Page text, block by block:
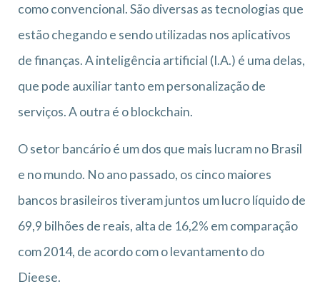
como convencional. São diversas as tecnologias que
estão chegando e sendo utilizadas nos aplicativos
de finanças. A inteligência artificial (I.A.) é uma delas,
que pode auxiliar tanto em personalização de
serviços. A outra é o blockchain.
O setor bancário é um dos que mais lucram no Brasil
e no mundo. No ano passado, os cinco maiores
bancos brasileiros tiveram juntos um lucro líquido de
69,9 bilhões de reais, alta de 16,2% em comparação
com 2014, de acordo com o levantamento do
Dieese.